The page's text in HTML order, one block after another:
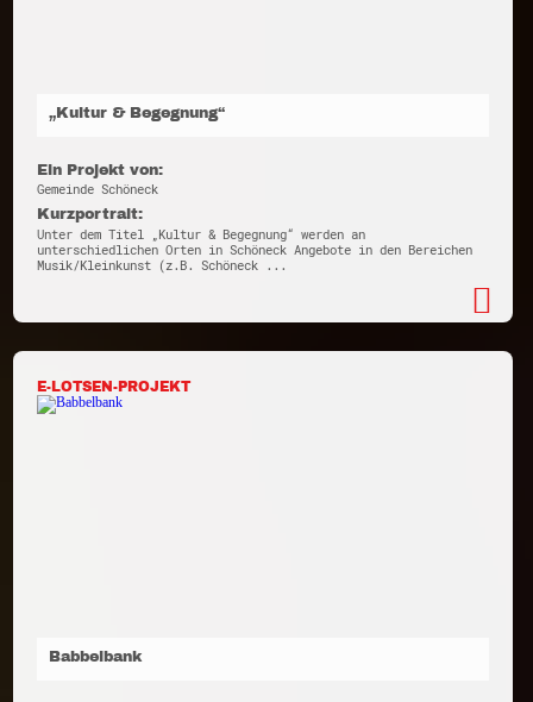
„Kultur & Begegnung“
Ein Projekt von:
Gemeinde Schöneck
Kurzportrait:
Unter dem Titel „Kultur & Begegnung“ werden an
unterschiedlichen Orten in Schöneck Angebote in den Bereichen
Musik/Kleinkunst (z.B. Schöneck ...
E-LOTSEN-PROJEKT
Babbelbank